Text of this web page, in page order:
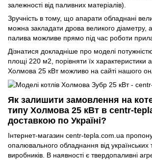
залежності від паливних матеріалів).
Зручність в тому, що апарати обладнані
можна закладати дрова великого діаметру,
палива можливе прямо під час роботи
Дізнатися докладніше про моделі
площі 220 м2, порівняти їх характеристики
Холмова 25 кВт можливо на сайті нашого
Як залишити замовлення на
типу Холмова 25 кВт в centr-
доставкою по Україні?
Інтернет-магазин centr-tepla.com.ua
опалювального обладнання від українських
виробників. В наявності є твердопаливні